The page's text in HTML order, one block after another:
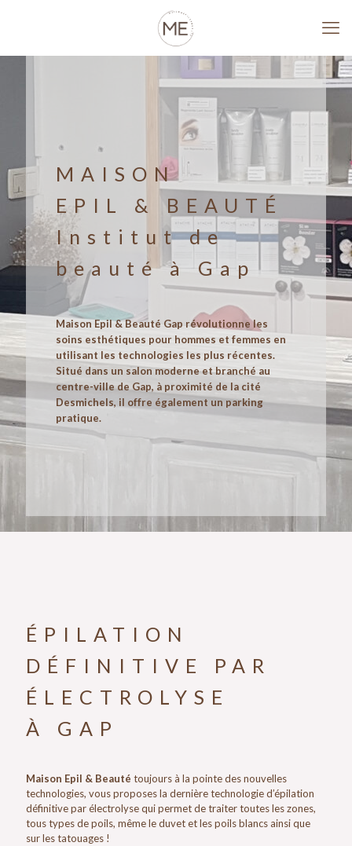
MAISON
EPIL & BEAUTÉ
Institut de
beauté à Gap
Maison Epil & Beauté Gap révolutionne les
soins esthétiques pour hommes et femmes en
utilisant les technologies les plus récentes.
Situé dans un salon moderne et branché au
centre-ville de Gap, à proximité de la cité
Desmichels, il offre également un parking
pratique.
ÉPILATION
DÉFINITIVE PAR
ÉLECTROLYSE
À GAP
Maison Epil & Beauté toujours à la pointe des nouvelles
technologies, vous proposes la dernière technologie d’épilation
définitive par électrolyse qui permet de traiter toutes les zones,
tous types de poils, même le duvet et les poils blancs ainsi que
sur les tatouages !